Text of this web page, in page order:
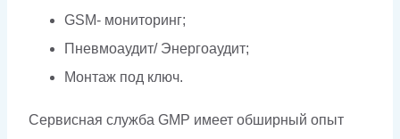
GSM- мониторинг;
Пневмоаудит/ Энергоаудит;
Монтаж под ключ.
Сервисная служба GMP имеет обширный опыт